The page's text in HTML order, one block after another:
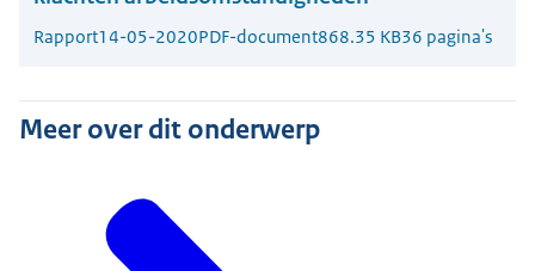
Rapport14-05-2020PDF-document868.35 KB36 pagina's
Meer over dit onderwerp